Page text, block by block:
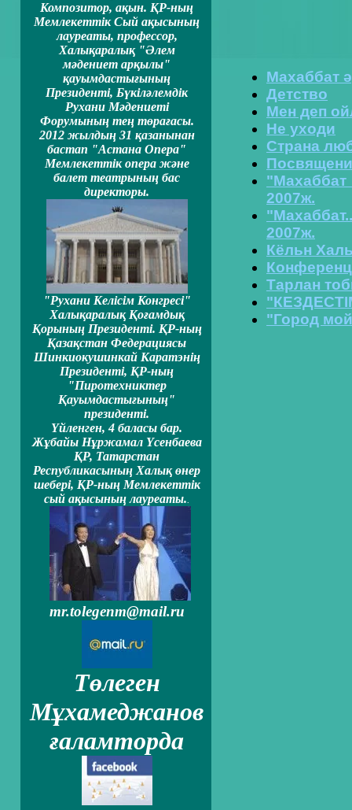
Композитор, ақын. ҚР-ның
Мемлекеттiк Сый ақысының
лауреаты, профессор,
Халықаралық "Әлем
мәдениет арқылы"
қауымдастығының
Президентi, Бүкiләлемдiк
Рухани Мәдениеті
Форумының тең төрағасы.
2012 жылдың 31 қазанынан
бастап "Астана Опера"
Мемлекеттiк опера және
балет театрының бас
директоры.
"Рухани Келiсiм Конгресi"
Халықаралық Қоғамдық
Қорының Президентi. ҚР-ның
Қазақстан Федерациясы
Шинкиокушинкай Каратэнің
Президентi, ҚР-ның
"Пиротехниктер
Қауымдастығының"
президенті.
Үйленген, 4 баласы бар.
Жұбайы Нұржамал Үсенбаева
ҚР, Татарстан
Республикасының Халық өнер
шеберi, ҚР-ның Мемлекеттiк
сый ақысының лауреаты..
mr.tolegenm@mail.ru
Төлеген
Мұхамеджанов
ғаламторда
Махаббат
Детство
Мен деп
Не уходи
Страна
2007ж.
2007ж.
Кёльн
Тарлан
"Город